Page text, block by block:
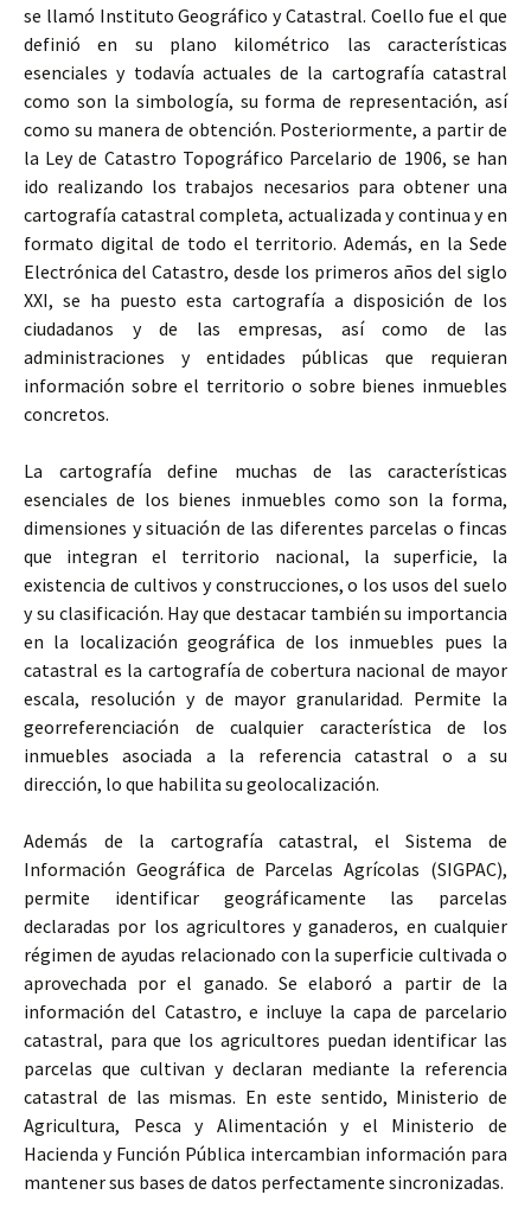
se llamó Instituto Geográfico y Catastral. Coello fue el que
definió en su plano kilométrico las características
esenciales y todavía actuales de la cartografía catastral
como son la simbología, su forma de representación, así
como su manera de obtención. Posteriormente, a partir de
la Ley de Catastro Topográfico Parcelario de 1906, se han
ido realizando los trabajos necesarios para obtener una
cartografía catastral completa, actualizada y continua y en
formato digital de todo el territorio. Además, en la Sede
Electrónica del Catastro, desde los primeros años del siglo
XXI, se ha puesto esta cartografía a disposición de los
ciudadanos y de las empresas, así como de las
administraciones y entidades públicas que requieran
información sobre el territorio o sobre bienes inmuebles
concretos.
La cartografía define muchas de las características
esenciales de los bienes inmuebles como son la forma,
dimensiones y situación de las diferentes parcelas o fincas
que integran el territorio nacional, la superficie, la
existencia de cultivos y construcciones, o los usos del suelo
y su clasificación. Hay que destacar también su importancia
en la localización geográfica de los inmuebles pues la
catastral es la cartografía de cobertura nacional de mayor
escala, resolución y de mayor granularidad. Permite la
georreferenciación de cualquier característica de los
inmuebles asociada a la referencia catastral o a su
dirección, lo que habilita su geolocalización.
Además de la cartografía catastral, el Sistema de
Información Geográfica de Parcelas Agrícolas (SIGPAC),
permite identificar geográficamente las parcelas
declaradas por los agricultores y ganaderos, en cualquier
régimen de ayudas relacionado con la superficie cultivada o
aprovechada por el ganado. Se elaboró a partir de la
información del Catastro, e incluye la capa de parcelario
catastral, para que los agricultores puedan identificar las
parcelas que cultivan y declaran mediante la referencia
catastral de las mismas. En este sentido, Ministerio de
Agricultura, Pesca y Alimentación y el Ministerio de
Hacienda y Función Pública intercambian información para
mantener sus bases de datos perfectamente sincronizadas.